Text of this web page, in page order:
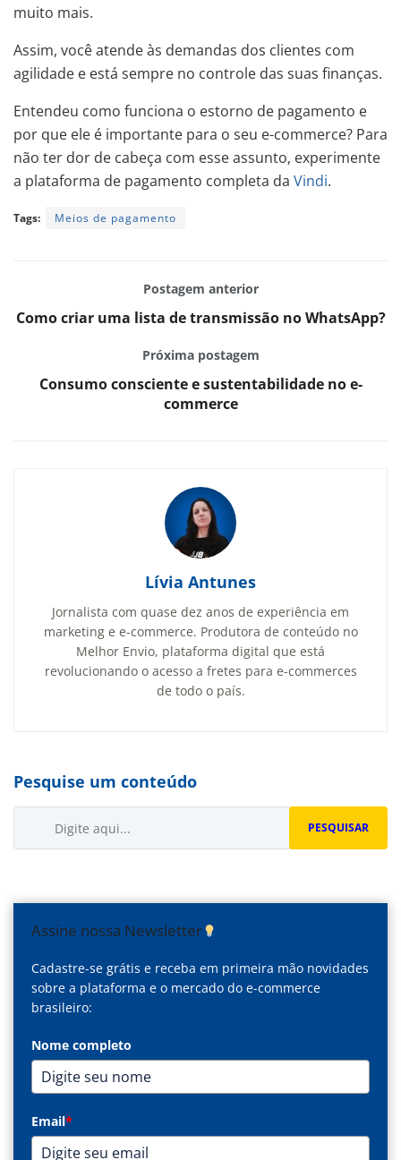
muito mais.
Assim, você atende às demandas dos clientes com
agilidade e está sempre no controle das suas finanças.
Entendeu como funciona o estorno de pagamento e
por que ele é importante para o seu e-commerce? Para
não ter dor de cabeça com esse assunto, experimente
a plataforma de pagamento completa da Vindi.
Tags: Meios de pagamento
Postagem anterior
Como criar uma lista de transmissão no WhatsApp?
Próxima postagem
Consumo consciente e sustentabilidade no e-
commerce
Lívia Antunes
Jornalista com quase dez anos de experiência em
marketing e e-commerce. Produtora de conteúdo no
Melhor Envio, plataforma digital que está
revolucionando o acesso a fretes para e-commerces
de todo o país.
Pesquise um conteúdo
PESQUISAR
Assine nossa Newsletter
Cadastre-se grátis e receba em primeira mão novidades
sobre a plataforma e o mercado do e-commerce
brasileiro:
Nome completo
Email*